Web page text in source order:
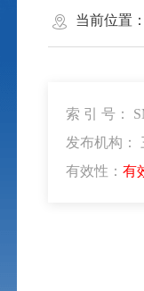
当前位置：
索 引 号：
发布机构：
有效性： 有